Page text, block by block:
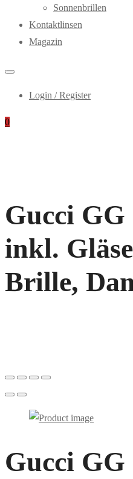
Sonnenbrillen
Kontaktlinsen
Magazin
Login / Register
0
Gucci GG
inkl.
Brille,
Gucci GG